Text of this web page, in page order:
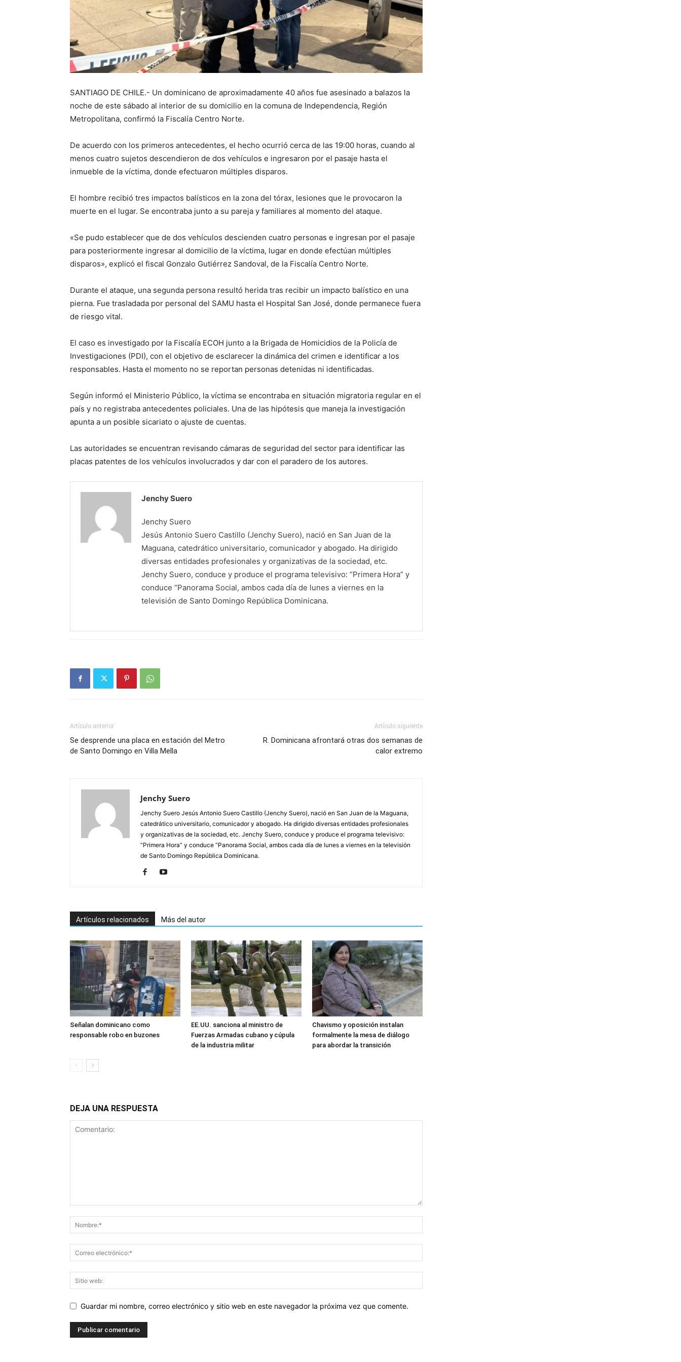
SANTIAGO DE CHILE.- Un dominicano de aproximadamente 40 años fue asesinado a balazos la
noche de este sábado al interior de su domicilio en la comuna de Independencia, Región
Metropolitana, confirmó la Fiscalía Centro Norte.
De acuerdo con los primeros antecedentes, el hecho ocurrió cerca de las 19:00 horas, cuando al
menos cuatro sujetos descendieron de dos vehículos e ingresaron por el pasaje hasta el
inmueble de la víctima, donde efectuaron múltiples disparos.
El hombre recibió tres impactos balísticos en la zona del tórax, lesiones que le provocaron la
muerte en el lugar. Se encontraba junto a su pareja y familiares al momento del ataque.
«Se pudo establecer que de dos vehículos descienden cuatro personas e ingresan por el pasaje
para posteriormente ingresar al domicilio de la víctima, lugar en donde efectúan múltiples
disparos», explicó el fiscal Gonzalo Gutiérrez Sandoval, de la Fiscalía Centro Norte.
Durante el ataque, una segunda persona resultó herida tras recibir un impacto balístico en una
pierna. Fue trasladada por personal del SAMU hasta el Hospital San José, donde permanece fuera
de riesgo vital.
El caso es investigado por la Fiscalía ECOH junto a la Brigada de Homicidios de la Policía de
Investigaciones (PDI), con el objetivo de esclarecer la dinámica del crimen e identificar a los
responsables. Hasta el momento no se reportan personas detenidas ni identificadas.
Según informó el Ministerio Público, la víctima se encontraba en situación migratoria regular en el
país y no registraba antecedentes policiales. Una de las hipótesis que maneja la investigación
apunta a un posible sicariato o ajuste de cuentas.
Las autoridades se encuentran revisando cámaras de seguridad del sector para identificar las
placas patentes de los vehículos involucrados y dar con el paradero de los autores.
Jenchy Suero
Jenchy Suero
Jesús Antonio Suero Castillo (Jenchy Suero), nació en San Juan de la
Maguana, catedrático universitario, comunicador y abogado. Ha dirigido
diversas entidades profesionales y organizativas de la sociedad, etc.
Jenchy Suero, conduce y produce el programa televisivo: “Primera Hora” y
conduce “Panorama Social, ambos cada día de lunes a viernes en la
televisión de Santo Domingo República Dominicana.
Artículo anterior
Se desprende una placa en estación del Metro
de Santo Domingo en Villa Mella
Artículo siguiente
R. Dominicana afrontará otras dos semanas de
calor extremo
Jenchy Suero
Jenchy Suero Jesús Antonio Suero Castillo (Jenchy Suero), nació en San Juan de la Maguana,
catedrático universitario, comunicador y abogado. Ha dirigido diversas entidades profesionales
y organizativas de la sociedad, etc. Jenchy Suero, conduce y produce el programa televisivo:
“Primera Hora” y conduce “Panorama Social, ambos cada día de lunes a viernes en la televisión
de Santo Domingo República Dominicana.
Artículos relacionados Más del autor
Señalan dominicano como
responsable robo en buzones
EE.UU. sanciona al ministro de
Fuerzas Armadas cubano y cúpula
de la industria militar
Chavismo y oposición instalan
formalmente la mesa de diálogo
para abordar la transición
DEJA UNA RESPUESTA
Guardar mi nombre, correo electrónico y sitio web en este navegador la próxima vez que comente.